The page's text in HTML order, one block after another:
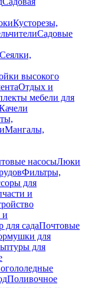
Кусторезы,
Садовые
Сеялки,
высокого
Отдых и
мебели для
Мангалы,
насосыЛюки
Фильтры,
для
и
и
для садаПочтовые
для
для
Поливочное